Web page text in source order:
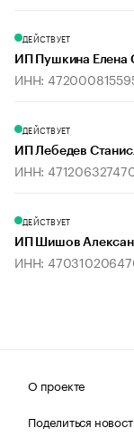
ДЕЙСТВУЕТ
ИП Пушкина Елена
ИНН:
ДЕЙСТВУЕТ
ИП Лебедев
ИНН:
ДЕЙСТВУЕТ
ИП Шишов
ИНН:
О проекте
Поделиться